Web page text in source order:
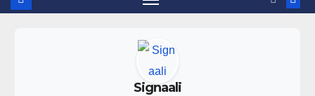
Signaali